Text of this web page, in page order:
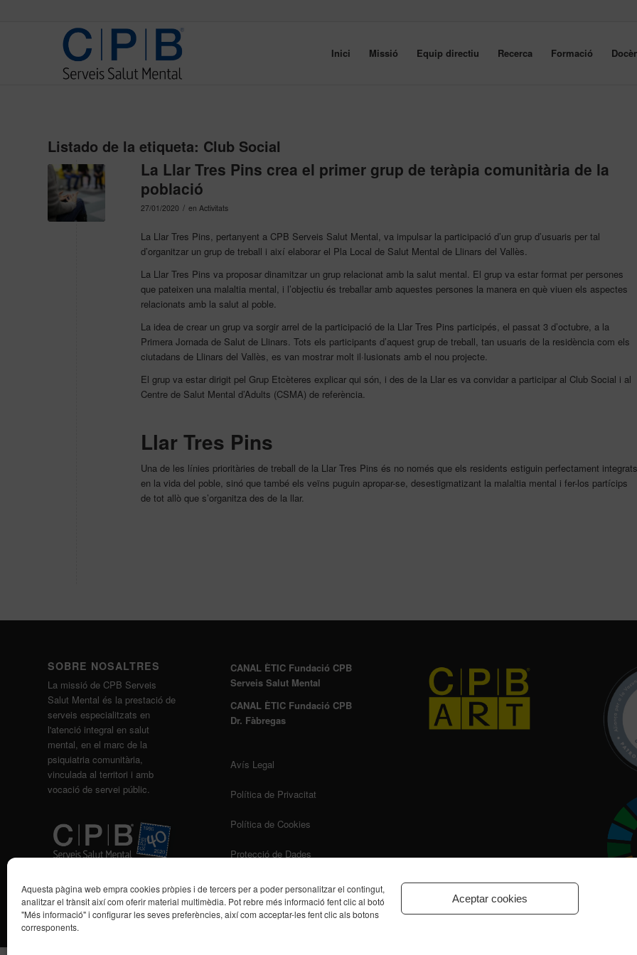
Aquesta pàgina web empra cookies pròpies i de tercers per a poder personalitzar el contingut,
analitzar el trànsit així com oferir material multimèdia. Pot rebre més informació fent clic al botó
"Més informació" i configurar les seves preferències, així com acceptar-les fent clic als botons
corresponents.
Aceptar cookies
Inici Missió Equip directiu Recerca Formació
Listado de la etiqueta: Club Social
La Llar Tres Pins crea el primer grup de teràpia comunitària de la
població
27/01/2020 / en Activitats
La Llar Tres Pins, pertanyent a CPB Serveis Salut Mental, va impulsar la participació d’un grup d’usuaris per tal
d’organitzar un grup de treball i així elaborar el Pla Local de Salut Mental de Llinars del Vallès.
La Llar Tres Pins va proposar dinamitzar un grup relacionat amb la salut mental. El grup va estar format per persones
que pateixen una malaltia mental, i l’objectiu és treballar amb aquestes persones la manera en què viuen els aspectes
relacionats amb la salut al poble.
La idea de crear un grup va sorgir arrel de la participació de la Llar Tres Pins participés, el passat 3 d’octubre, a la
Primera Jornada de Salut de Llinars. Tots els participants d’aquest grup de treball, tan usuaris de la residència com els
ciutadans de Llinars del Vallès, es van mostrar molt il·lusionats amb el nou projecte.
El grup va estar dirigit pel Grup Etcèteres explicar qui són, i des de la Llar es va convidar a participar al Club Social i al
Centre de Salut Mental d’Adults (CSMA) de referència.
Llar Tres Pins
Una de les línies prioritàries de treball de la Llar Tres Pins és no només que els residents estiguin perfectament integrats
en la vida del poble, sinó que també els veïns puguin apropar-se, desestigmatizant la malaltia mental i fer-los partícips
de tot allò que s’organitza des de la llar.
SOBRE NOSALTRES
La missió de CPB Serveis
Salut Mental és la prestació de
serveis especialitzats en
l'atenció integral en salut
mental, en el marc de la
psiquiatria comunitària,
vinculada al territori i amb
vocació de servei públic.
CANAL ÈTIC Fundació CPB
Serveis Salut Mental
CANAL ÈTIC Fundació CPB
Dr. Fàbregas
Avís Legal
Política de Privacitat
Política de Cookies
Protecció de Dades